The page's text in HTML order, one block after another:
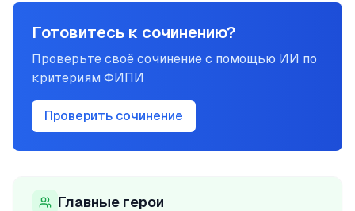
Готовитесь к сочинению?
Проверьте своё сочинение с помощью ИИ по
критериям ФИПИ
Проверить сочинение
Главные герои